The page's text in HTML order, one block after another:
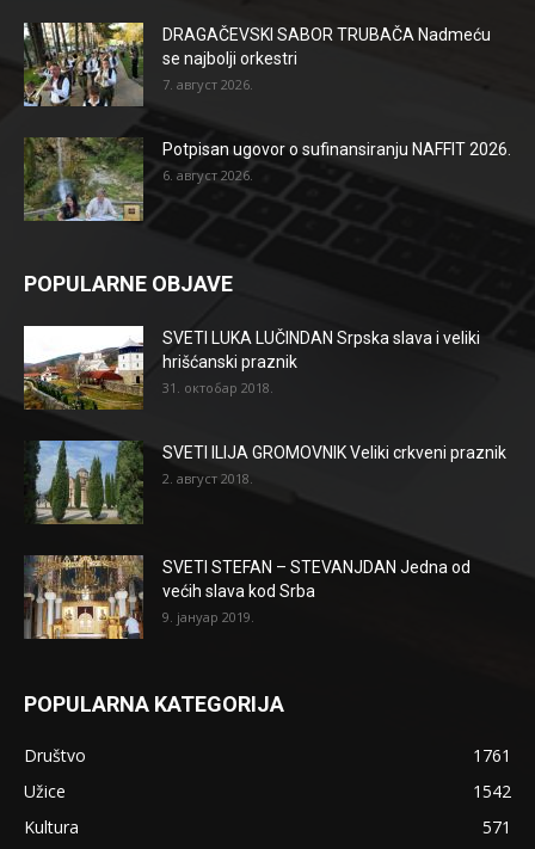
DRAGAČEVSKI SABOR TRUBAČA Nadmeću
se najbolji orkestri
7. август 2026.
Potpisan ugovor o sufinansiranju NAFFIT 2026.
6. август 2026.
POPULARNE OBJAVE
SVETI LUKA LUČINDAN Srpska slava i veliki
hrišćanski praznik
31. октобар 2018.
SVETI ILIJA GROMOVNIK Veliki crkveni praznik
2. август 2018.
SVETI STEFAN – STEVANJDAN Jedna od
većih slava kod Srba
9. јануар 2019.
POPULARNA KATEGORIJA
Društvo
1761
Užice
1542
Kultura
571